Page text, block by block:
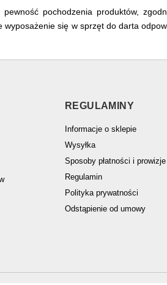
pochodzenia produktów,
się w sprzęt do darta
REGULAMINY
Informacje o sklepie
Wysyłka
Sposoby płatności i prowizje
Regulamin
Polityka prywatności
Odstąpienie od umowy